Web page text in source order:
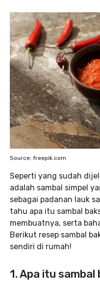
Source: freepik.com
Seperti yang sudah
adalah sambal simpel
sebagai padanan lauk
tahu apa itu sambal
membuatnya, serta
Berikut resep sambal
sendiri di rumah!
1. Apa itu sambal